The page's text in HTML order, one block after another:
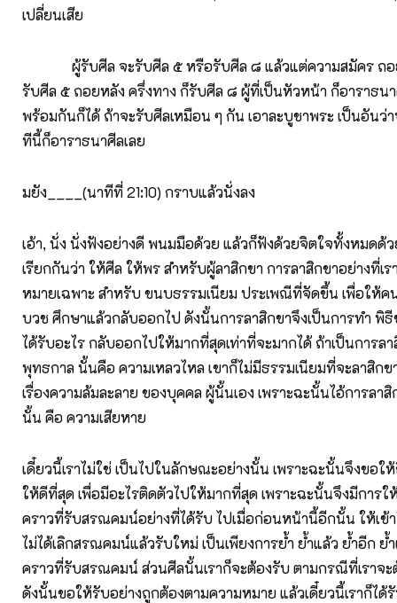
เปลี่ยนเสีย
ผู้รับศีล จะรับศีล ๕ หรือรับศีล ๘ แล้วแต่ความสมัคร ถอย
รับศีล ๕ ถอยหลัง ครึ่งทาง ก็รับศีล ๘ ผู้ที่เป็นหัวหน้า ก็อาราธน
พร้อมกันก็ได้ ถ้าจะรับศีลเหมือน ๆ กัน เอาละบูชาพระ เป็นอันว่
ทีนี้ก็อาราธนาศีลเลย
มยัง____(นาทีที่ 21:10) กราบแล้วนั่งลง
เอ้า, นั่ง นั่งฟังอย่างดี พนมมือด้วย แล้วก็ฟังด้วยจิตใจทั้งหมดด้ว
เรียกกันว่า ให้ศีล ให้พร สำหรับผู้ลาสิกขา การลาสิกขาอย่างที่เ
หมายเฉพาะ สำหรับ ขนบธรรมเนียม ประเพณีที่จัดขึ้น เพื่อให้ค
บวช ศึกษาแล้วกลับออกไป ดังนั้นการลาสิกขาจึงเป็นการทำ พิ
ได้รับอะไร กลับออกไปให้มากที่สุดเท่าที่จะมากได้ ถ้าเป็นการล
พุทธกาล นั้นคือ ความเหลวไหล เขาก็ไม่มีธรรมเนียมที่จะลาสิกข
เรื่องความล้มละลาย ของบุคคล ผู้นั้นเอง เพราะฉะนั้นไอ้การลา
นั้น คือ ความเสียหาย
เดี๋ยวนี้เราไม่ใช่ เป็นไปในลักษณะอย่างนั้น เพราะฉะนั้นจึงขอให้
ให้ดีที่สุด เพื่อมีอะไรติดตัวไปให้มากที่สุด เพราะฉะนั้นจึงมีการ
คราวที่รับสรณคมน์อย่างที่ได้รับ ไปเมื่อก่อนหน้านี้อีกนั้น ให้เข้า
ไม่ได้เลิกสรณคมน์แล้วรับใหม่ เป็นเพียงการย้ำ ย้ำแล้ว ย้ำอีก ย้
คราวที่รับสรณคมน์ ส่วนศีลนั้นเราก็จะต้องรับ ตามกรณีที่เราจะ
ดังนั้นขอให้รับอย่างถูกต้องตามความหมาย แล้วเดี๋ยวนี้เราก็ได้